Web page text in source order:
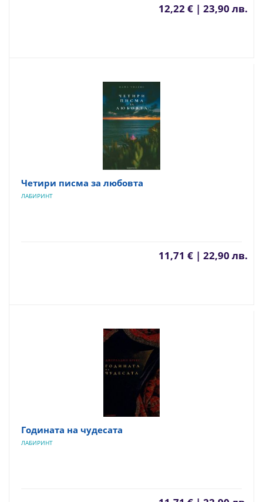
12,22 € | 23,90 лв.
Четири писма за любовта
ЛАБИРИНТ
11,71 € | 22,90 лв.
Годината на чудесата
ЛАБИРИНТ